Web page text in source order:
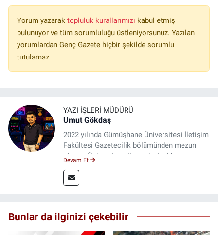
Yorum yazarak topluluk kurallarımızı kabul etmiş
bulunuyor ve tüm sorumluluğu üstleniyorsunuz. Yazılan
yorumlardan Genç Gazete hiçbir şekilde sorumlu
tutulamaz.
YAZI İŞLERI MÜDÜRÜ
Umut Gökdaş
2022 yılında Gümüşhane Üniversitesi İletişim
Fakültesi Gazetecilik bölümünden mezun
oldum. Üniversite yıllarımda 4 yıl boyunca
saha deneyimi kazandım. 2023 yılından beri
Genç Gazete'de okurlarımıza haber
Devam Et
Bunlar da ilginizi çekebilir